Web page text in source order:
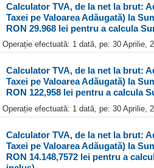
Calculator TVA, de la net la brut:
Taxei pe Valoarea Adăugată) la
RON 29.968 lei pentru a calcula
Operație efectuată: 1 dată, pe: 30 Aprilie,
Calculator TVA, de la net la brut:
Taxei pe Valoarea Adăugată) la
RON 122,958 lei pentru a calcula
Operație efectuată: 1 dată, pe: 30 Aprilie,
Calculator TVA, de la net la brut:
Taxei pe Valoarea Adăugată) la
RON 14.148,7572 lei pentru a